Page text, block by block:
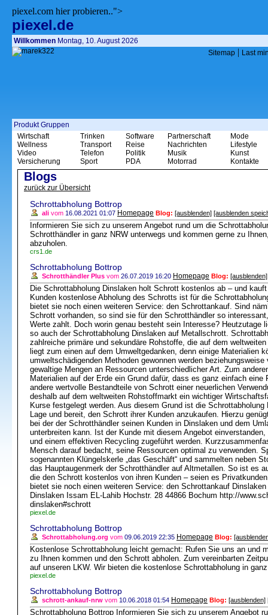
piexel.com hier probieren..">
piexel.de
Willkommen Montag, 10. August 2026
Sitemap | Last
Produkt Gruppen
Wirtschaft
Wellness
Video
Versicherung
Trinken
Transport
Telefon
Sport
Software
Reise
Politik
PDA
Partnerschaft
Nachrichten
Musik
Motorrad
Mode
Lifestyle
Kunst
Kontakte
Blogs
zurück zur Übersicht
Schrottabholung Bottrop
ali vom 16.08.2021 01:07 Homepage Blog: [ausblenden] [ausblenden
Informieren Sie sich zu unserem Angebot rund um die
Schrotthändler in ganz NRW unterwegs und kommen gerne zu
abzuholen.
crs1.de
Schrottabholung Bottrop
Schrotthändler Plus vom 26.07.2019 16:20 Homepage Blog: [ausblenden]
Die Schrottabholung Dinslaken holt Schrott kostenlos ab – und
Kunden kostenlose Abholung des Schrotts ist für die
bietet sie noch einen weiteren Service: den Schrottankauf. Sind
Schrott vorhanden, so sind sie für den Schrotthändler so
Werte zahlt. Doch worin genau besteht sein Interesse? Heutzutage
so auch der Schrottabholung Dinslaken auf Metallschrott.
zahlreiche primäre und sekundäre Rohstoffe, die auf dem
liegt zum einen auf dem Umweltgedanken, denn einige Materialien
umweltschädigenden Methoden gewonnen werden
gewaltige Mengen an Ressourcen unterschiedlicher Art. Zum
Materialien auf der Erde ein Grund dafür, dass es ganz einfach eine
andere wertvolle Bestandteile von Schrott einer neuerlichen
deshalb auf dem weltweiten Rohstoffmarkt ein wichtiger
Kurse festgelegt werden. Aus diesem Grund ist die
Lage und bereit, den Schrott ihrer Kunden anzukaufen. Hierzu
bei der der Schrotthändler seinen Kunden in Dinslaken und dem
unterbreiten kann. Ist der Kunde mit diesem Angebot
und einem effektiven Recycling zugeführt werden.
Mensch darauf bedacht, seine Ressourcen optimal zu verwenden.
sogenannten Klüngelskerle „das Geschäft“ und sammelten neben
das Hauptaugenmerk der Schrotthändler auf Altmetallen. So ist es
die den Schrott kostenlos von ihren Kunden – seien es
bietet sie noch einen weiteren Service: den Schrottankauf
Dinslaken Issam EL-Lahib Hochstr. 28 44866 Bochum http://
dinslaken#schrott
piexel.de
Schrottabholung Bottrop
Schrottabholung.org vom 09.06.2019 22:35 Homepage Blog:
Kostenlose Schrottabholung leicht gemacht: Rufen Sie uns an und
zu Ihnen kommen und den Schrott abholen. Zum vereinbarten
auf unseren LKW. Wir bieten die kostenlose Schrottabholung in
piexel.de
Schrottabholung Bottrop
schrott-ankauf-nrw vom 10.06.2018 01:54 Homepage Blog: [ausblenden]
Schrottabholung Bottrop Informieren Sie sich zu unserem Angebot